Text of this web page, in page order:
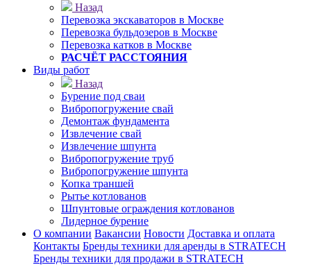
Назад
Перевозка экскаваторов в Москве
Перевозка бульдозеров в Москве
Перевозка катков в Москве
РАСЧЁТ РАССТОЯНИЯ
Виды работ
Назад
Бурение под сваи
Вибропогружение свай
Демонтаж фундамента
Извлечение свай
Извлечение шпунта
Вибропогружение труб
Вибропогружение шпунта
Копка траншей
Рытье котлованов
Шпунтовые ограждения котлованов
Лидерное бурение
О компании Вакансии Новости Доставка и оплата
Контакты Бренды техники для аренды в STRATECH
Бренды техники для продажи в STRATECH